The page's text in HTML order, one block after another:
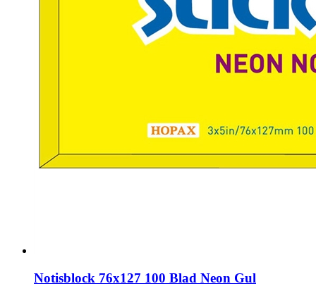
Notisblock 76x127 100 Blad Neon Gul